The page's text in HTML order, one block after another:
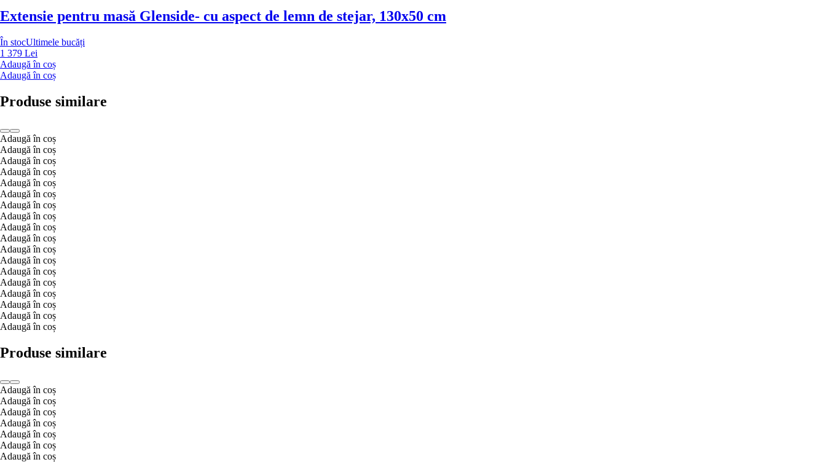
Extensie pentru masă Glenside- cu aspect de lemn de stejar, 130x50 cm
În stocUltimele bucăți
1 379 Lei
Adaugă în coș
Adaugă în coș
Produse similare
Adaugă în coș
Adaugă în coș
Adaugă în coș
Adaugă în coș
Adaugă în coș
Adaugă în coș
Adaugă în coș
Adaugă în coș
Adaugă în coș
Adaugă în coș
Adaugă în coș
Adaugă în coș
Adaugă în coș
Adaugă în coș
Adaugă în coș
Adaugă în coș
Adaugă în coș
Adaugă în coș
Produse similare
Adaugă în coș
Adaugă în coș
Adaugă în coș
Adaugă în coș
Adaugă în coș
Adaugă în coș
Adaugă în coș